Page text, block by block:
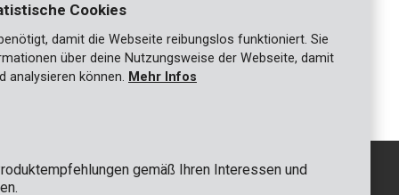
Elektronischer Safe 348x300x400mm
Cookies
damit die Webseite reibungslos funktioniert. Sie
über deine Nutzungsweise der Webseite, damit
analysieren können. Mehr Infos
gemäß Ihren Interessen und